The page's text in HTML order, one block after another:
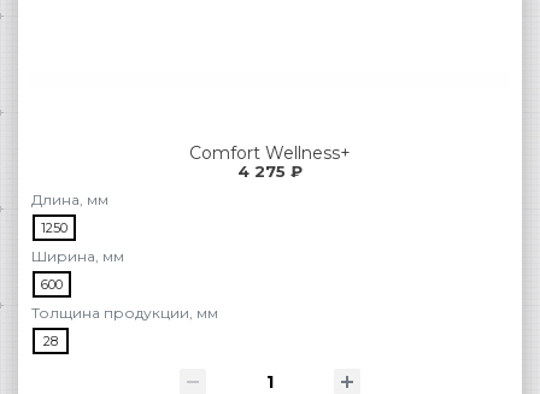
Comfort Wellness+
4 275 ₽
Длина, мм
1250
Ширина, мм
600
Толщина продукции, мм
28